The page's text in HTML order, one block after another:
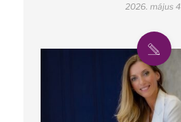
2026. május 4.